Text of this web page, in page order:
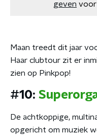
geven voor
Maan treedt dit jaar
Haar clubtour zit er
zien op Pinkpop!
#10:
De achtkoppige,
opgericht om muziek